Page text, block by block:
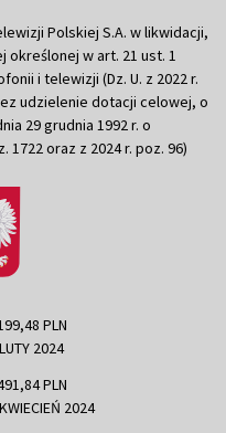
Polskiej S.A. w likwidacji,
określonej w art. 21 ust. 1
i telewizji (Dz. U. z 2022 r.
udzielenie dotacji celowej, o
29 grudnia 1992 r. o
1722 oraz z 2024 r. poz. 96)
PLN
2024
PLN
2024